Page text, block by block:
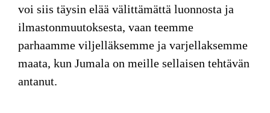
voi siis täysin elää välittämättä luonnosta ja
ilmastonmuutoksesta, vaan teemme
parhaamme viljelläksemme ja varjellaksemme
maata, kun Jumala on meille sellaisen tehtävän
antanut.